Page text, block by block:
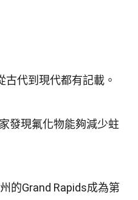
代到現代都有記載。
發現氟化物能夠減少蛀
的Grand Rapids成為第